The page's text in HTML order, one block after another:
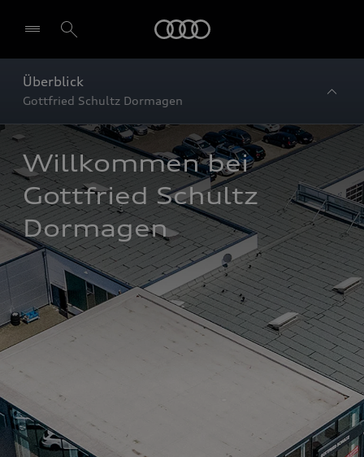
Überblick
Gottfried Schultz Dormagen
Willkommen bei
Gottfried Schultz
Dormagen